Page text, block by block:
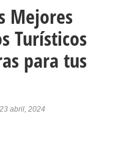
Mejores
Turísticos
para tus
abril, 2024